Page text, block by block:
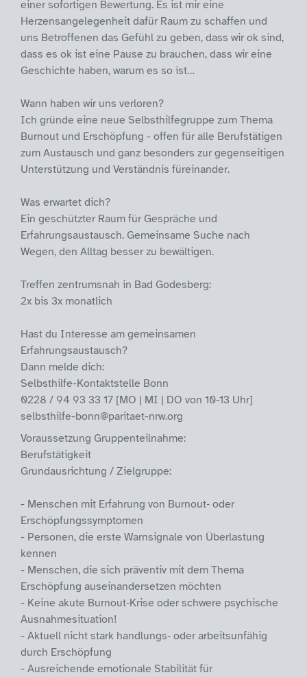
einer sofortigen Bewertung. Es ist mir eine
Herzensangelegenheit dafür Raum zu schaffen und
uns Betroffenen das Gefühl zu geben, dass wir ok sind,
dass es ok ist eine Pause zu brauchen, dass wir eine
Geschichte haben, warum es so ist…
Wann haben wir uns verloren?
Ich gründe eine neue Selbsthilfegruppe zum Thema
Burnout und Erschöpfung - offen für alle Berufstätigen
zum Austausch und ganz besonders zur gegenseitigen
Unterstützung und Verständnis füreinander.
Was erwartet dich?
Ein geschützter Raum für Gespräche und
Erfahrungsaustausch. Gemeinsame Suche nach
Wegen, den Alltag besser zu bewältigen.
Treffen zentrumsnah in Bad Godesberg:
2x bis 3x monatlich
Hast du Interesse am gemeinsamen
Erfahrungsaustausch?
Dann melde dich:
Selbsthilfe-Kontaktstelle Bonn
0228 / 94 93 33 17 [MO | MI | DO von 10-13 Uhr]
selbsthilfe-bonn@paritaet-nrw.org
Voraussetzung Gruppenteilnahme:
Berufstätigkeit
Grundausrichtung / Zielgruppe:
- Menschen mit Erfahrung von Burnout‑ oder
Erschöpfungssymptomen
- Personen, die erste Warnsignale von Überlastung
kennen
- Menschen, die sich präventiv mit dem Thema
Erschöpfung auseinandersetzen möchten
- Keine akute Burnout‑Krise oder schwere psychische
Ausnahmesituation!
- Aktuell nicht stark handlungs‑ oder arbeitsunfähig
durch Erschöpfung
- Ausreichende emotionale Stabilität für